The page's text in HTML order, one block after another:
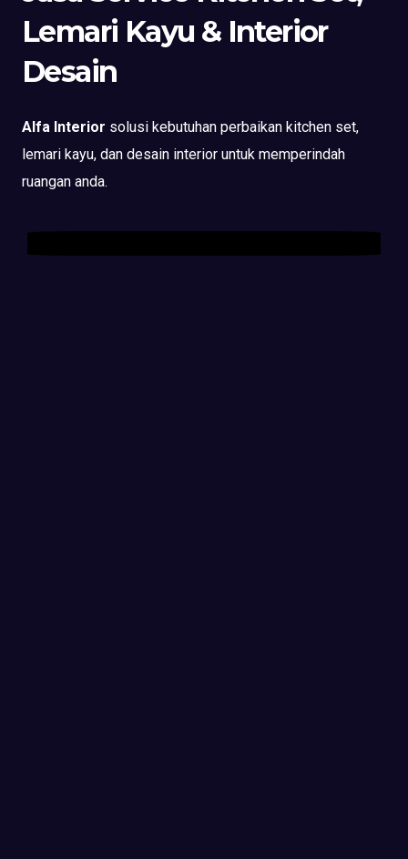
Lemari Kayu & Interior
Desain
Alfa Interior solusi kebutuhan perbaikan kitchen set,
lemari kayu, dan desain interior untuk memperindah
ruangan anda.